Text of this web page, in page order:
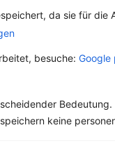
da sie für die
besuche: Google
Bedeutung.
keine
›